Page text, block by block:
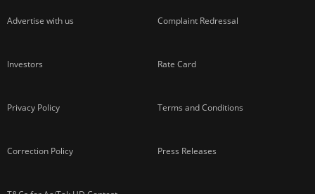
Advertise with us Complaint Redressal
Investors Rate Card
Privacy Policy Terms and Conditions
Correction Policy Press Releases